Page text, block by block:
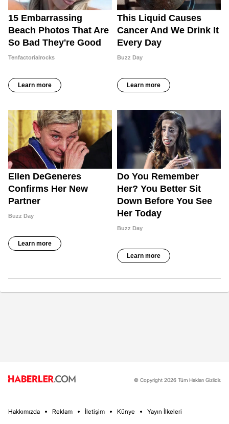
© Copyright 2026 Tüm Hakları Gizlidir.
Hakkımızda Reklam İletişim Künye Yayın İlkeleri